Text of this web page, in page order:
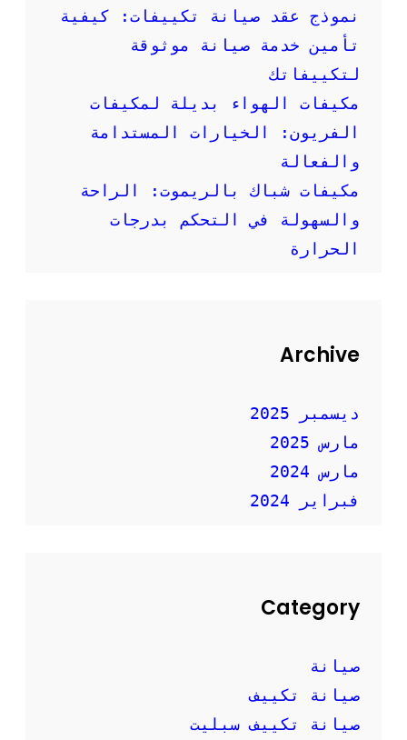
إ
ش
ا
ت
م
نموذج عقد صيانة تكييفات: كيفية
تأمين خدمة صيانة موثوقة
لتكييفاتك
مكيفات الهواء بديلة لمكيفات
الفريون: الخيارات المستدامة
والفعالة
مكيفات شباك بالريموت: الراحة
والسهولة في التحكم بدرجات
الحرارة
Archive
ديسمبر 2025
مارس 2025
مارس 2024
فبراير 2024
Category
صيانة
صيانة تكييف
صيانة تكييف سبليت